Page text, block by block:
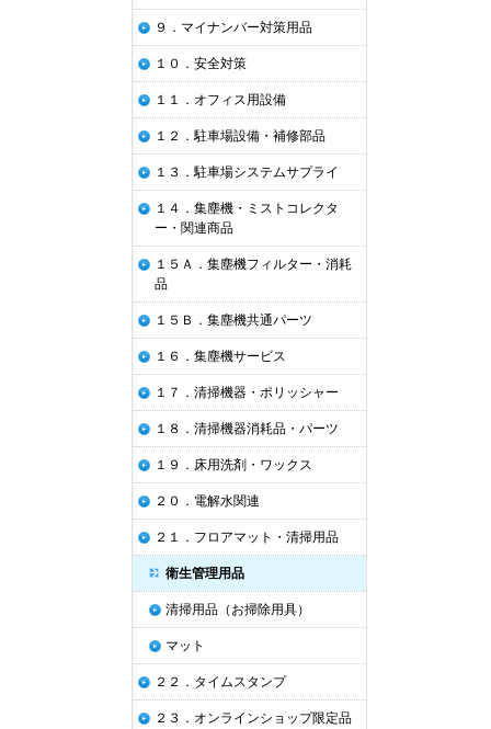
９．マイナンバー対策用品
１０．安全対策
１１．オフィス用設備
１２．駐車場設備・補修部品
１３．駐車場システムサプライ
１４．集塵機・ミストコレクタ
ー・関連商品
１５Ａ．集塵機フィルター・消耗
品
１５Ｂ．集塵機共通パーツ
１６．集塵機サービス
１７．清掃機器・ポリッシャー
１８．清掃機器消耗品・パーツ
１９．床用洗剤・ワックス
２０．電解水関連
２１．フロアマット・清掃用品
衛生管理用品
清掃用品（お掃除用具）
マット
２２．タイムスタンプ
２３．オンラインショップ限定品